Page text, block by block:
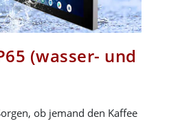
(wasser- und
ob jemand den Kaffee